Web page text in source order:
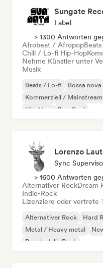
Sungate
Label
> 1300 Antworten
Afrobeat / Afropop
Chill / Lo-fi Hip-Hop
Nehme Künstler unter
Musik
Beats / Lo-fi Bossa nova
Kommerziell / Mainstream
Hip-Hop
Pop-Soul
Lorenzo
Sync
> 1600 Antworten
Alternativer RockDream
Indie-Rock
Lizenziere oder vertrete
Alternativer Rock Hard
Metal / Heavy metal
Psychedelic Rock